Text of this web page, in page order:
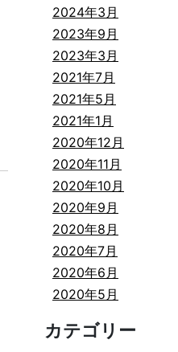
2024年3月
2023年9月
2023年3月
2021年7月
2021年5月
2021年1月
2020年12月
2020年11月
2020年10月
2020年9月
2020年8月
2020年7月
2020年6月
2020年5月
カテゴリー